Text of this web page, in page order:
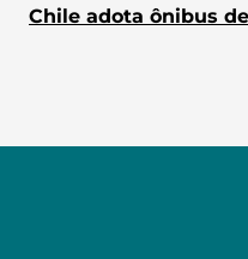
Chile adota ônibus